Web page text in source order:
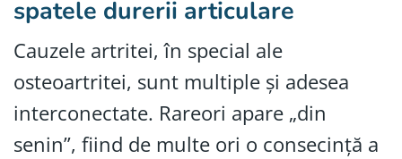
spatele durerii articulare
Cauzele artritei, în special ale
osteoartritei, sunt multiple și adesea
interconectate. Rareori apare „din
senin”, fiind de multe ori o consecință a